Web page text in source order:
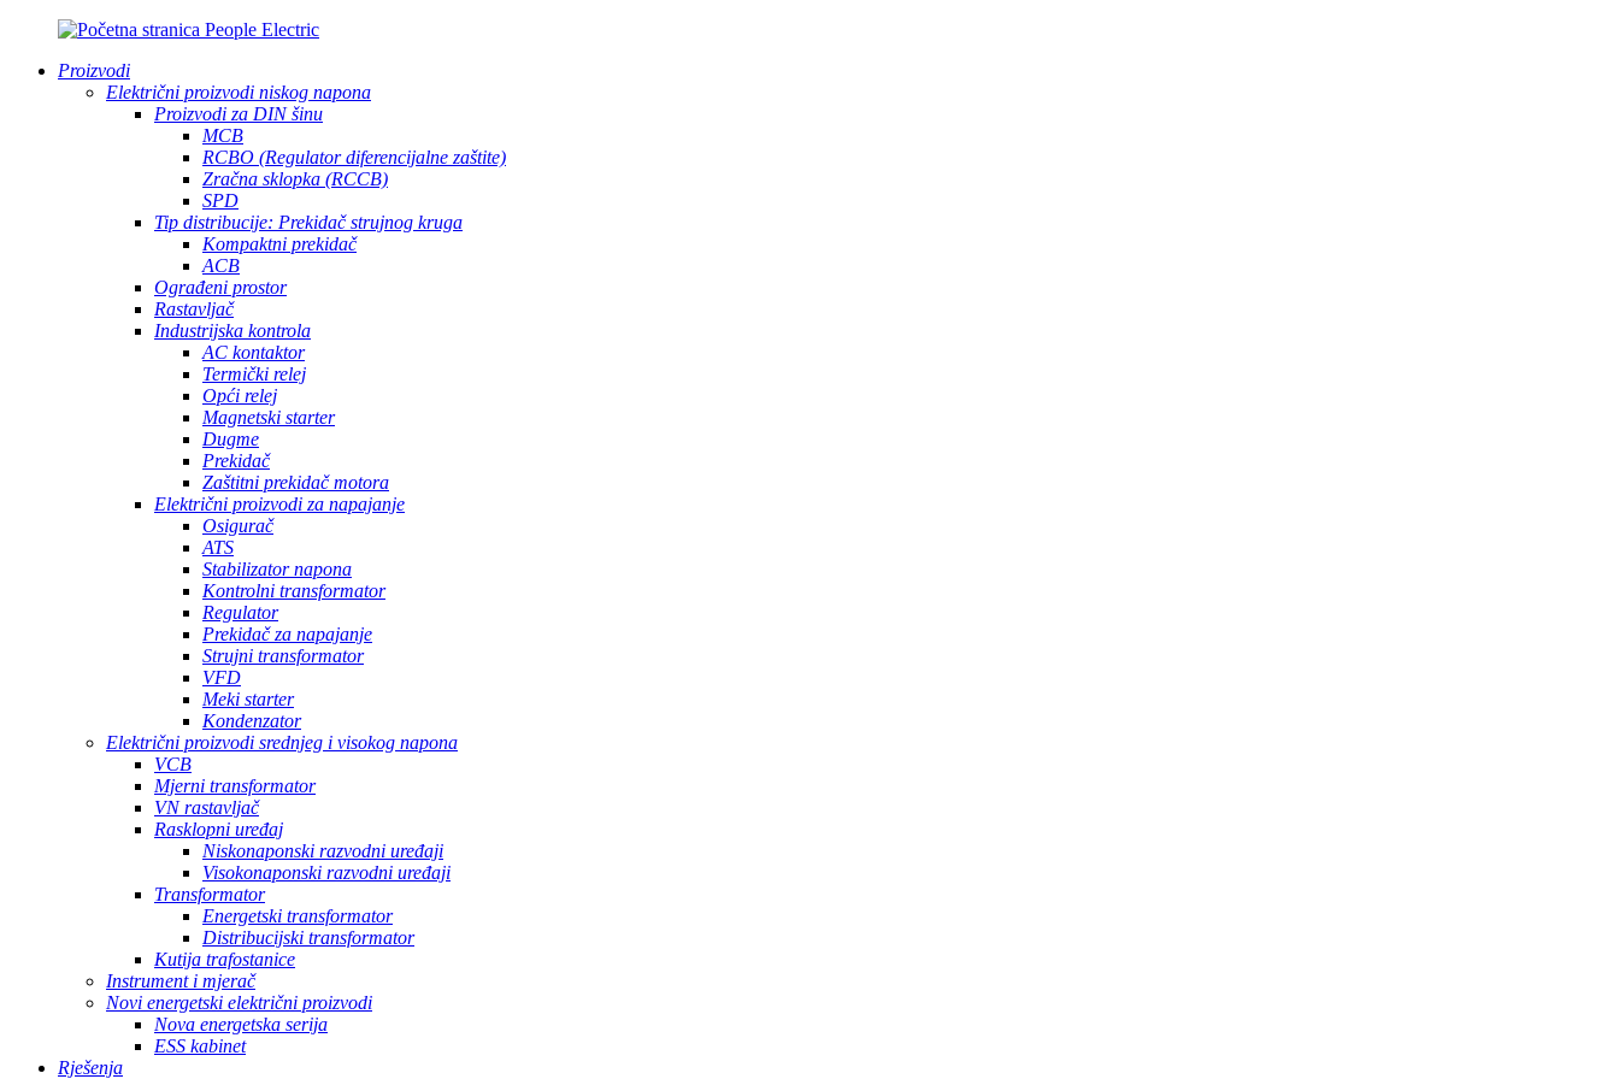
Proizvodi
Električni proizvodi niskog napona
Proizvodi za DIN šinu
MCB
RCBO (Regulator diferencijalne zaštite)
Zračna sklopka (RCCB)
SPD
Tip distribucije: Prekidač strujnog kruga
Kompaktni prekidač
ACB
Ograđeni prostor
Rastavljač
Industrijska kontrola
AC kontaktor
Termički relej
Opći relej
Magnetski starter
Dugme
Prekidač
Zaštitni prekidač motora
Električni proizvodi za napajanje
Osigurač
ATS
Stabilizator napona
Kontrolni transformator
Regulator
Prekidač za napajanje
Strujni transformator
VFD
Meki starter
Kondenzator
Električni proizvodi srednjeg i visokog napona
VCB
Mjerni transformator
VN rastavljač
Rasklopni uređaj
Niskonaponski razvodni uređaji
Visokonaponski razvodni uređaji
Transformator
Energetski transformator
Distribucijski transformator
Kutija trafostanice
Instrument i mjerač
Novi energetski električni proizvodi
Nova energetska serija
ESS kabinet
Rješenja